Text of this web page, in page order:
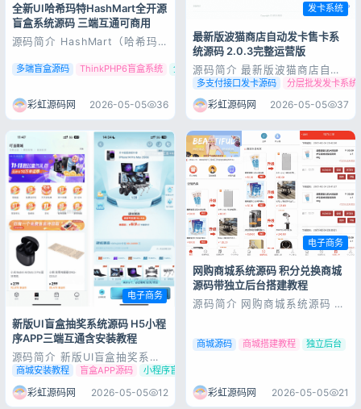
全新UI哈希玛特HashMart全开源
盲盒系统源码 三端互通可商用
源码简介 HashMart（哈希玛
性能、易开发的盲盒系统。它包
含：首页看板、商品管理、订单
员管理、权限管理、记录管理，
并且拥有完善的搭建使用手册和
接口文档。是帮助您快速落地盲
多端盲盒源码 ThinkPHP6盲盒系统 全新UI盲盒商城
彩虹源码网 2026-05-05 36
发卡系统
最新版波猫商店自动发卡售卡系
统源码 2.0.3完整运营版
源码简介 最新版波猫商店自动
发卡售卡系统源码 适用于各种
电商、优惠卷、论坛邀请码、充
值卡、激活码、注册码、腾讯爱
奇艺积分CDK等，支持手动和
分层批发模式。 功能特色： 开
发语言：JAVA 开发框架：
Spr...
多支付接口发卡源码 分层批发发卡系统
彩虹源码网 2026-05-05 37
电子商务
新版UI盲盒抽奖系统源码 H5小程
序APP三端互通含安装教程
源码简介 新版UI盲盒抽奖系统
源码-带H5端小程序端可打包
APP_带安装教程 全新UI界面盲
盒抽奖系统源码，支持H5端、
小程序端、可打包APP三端使
商城安装教程 盲盒APP源码 小程序盲盒
彩虹源码网 2026-05-05 12
电子商务
网购商城系统源码 积分兑换商城
源码带独立后台搭建教程
源码简介 网购商城系统源码 积
Nginx+PHP7.0+MySQL5.6+th
inkphp伪静态 全套网购商城系
使用教程，源码完整可直接部...
商城源码 商城搭建教程 独立后台
彩虹源码网 2026-05-05 21